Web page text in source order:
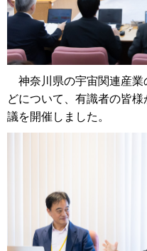
神奈川県の宇宙関連産業
どについて、有識者の皆
議を開催しました。